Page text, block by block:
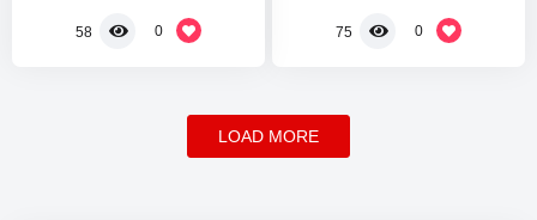
0
75
0
58
LOAD MORE